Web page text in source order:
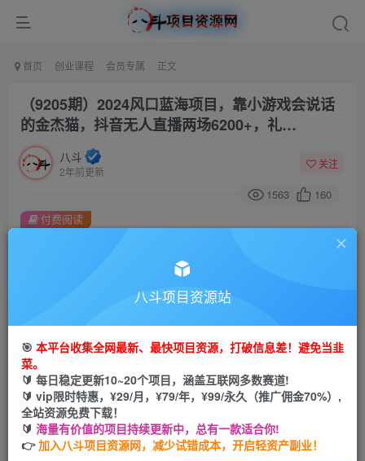
首页 创业课程 会员专属 正文
（9205期）2024风口蓝海项目，靠小游戏会说话
的金杰猫，抖音无人直播两场6200+，礼…
八斗
2年前更新
关注
1563 160
此内容为付费阅读，请付费后查看
会员专属资源
您暂无购买权限，请先开通会员
开通会员
付费阅读
八斗项目资源站
🎯 本平台收集全网最新、最快项目资源，打破信息差！避免当韭
菜。
🔰 每日稳定更新10~20个项目，涵盖互联网多数赛道!
🔰 vip限时特惠，¥29/月，¥79/年，¥99/永久（推广佣金70%）,
全站资源免费下载！
🔰 海量有价值的项目持续更新中，总有一款适合你!
👉加入八斗项目资源网，减少试错成本，开启轻资产副业！